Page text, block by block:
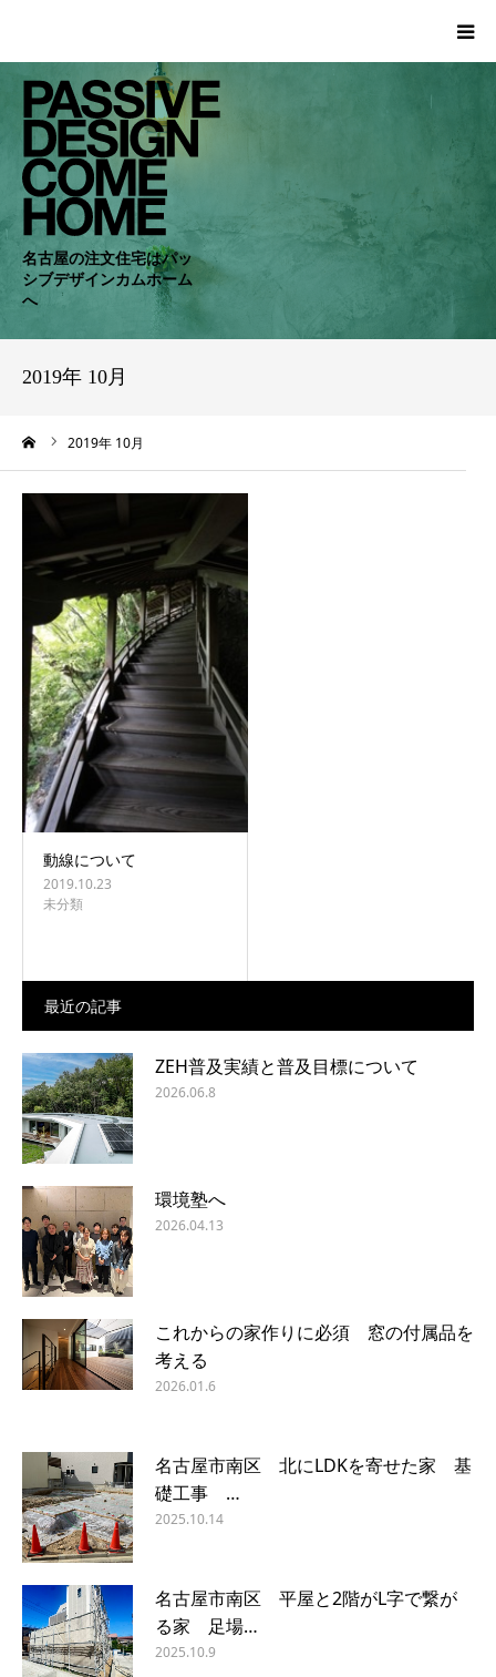
名古屋の注文住宅はパッ
シブデザインカムホーム
へ
2019年 10月
2019年 10月
動線について
2019.10.23
未分類
最近の記事
ZEH普及実績と普及目標について
2026.06.8
環境塾へ
2026.04.13
これからの家作りに必須 窓の付属品を
考える
2026.01.6
名古屋市南区 北にLDKを寄せた家 基
礎工事 …
2025.10.14
名古屋市南区 平屋と2階がL字で繋が
る家 足場…
2025.10.9
HOME
WORKS
COMPANY
CONCEPT
NEWS
CONTACT